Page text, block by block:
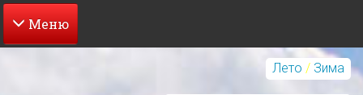
Перейти
Лето / Зима